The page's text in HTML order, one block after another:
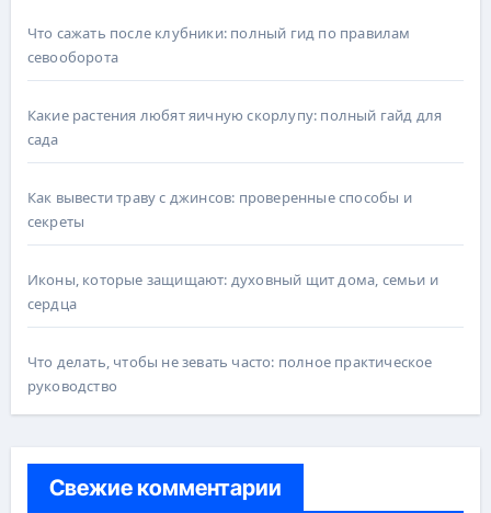
Что сажать после клубники: полный гид по правилам
севооборота
Какие растения любят яичную скорлупу: полный гайд для
сада
Как вывести траву с джинсов: проверенные способы и
секреты
Иконы, которые защищают: духовный щит дома, семьи и
сердца
Что делать, чтобы не зевать часто: полное практическое
руководство
Свежие комментарии